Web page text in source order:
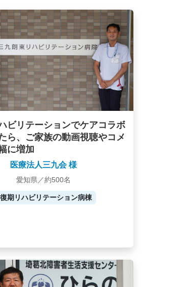
ビリテーションでケアコラボ
ら、ご家族の動画視聴やコメ
に増加
医療法人三九会 様
愛知県／約500名
期リハビリテーション病棟